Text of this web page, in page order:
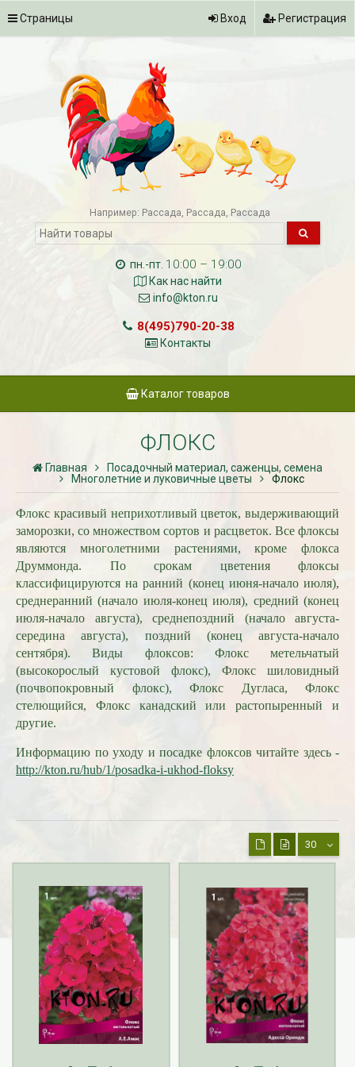
Страницы Вход Регистрация
Например: Рассада Рассада Рассада
пн.-пт. 10:00 – 19:00
Как нас найти
info@kton.ru
8(495)790-20-38
Контакты
Каталог товаров
ФЛОКС
Главная
Посадочный материал, саженцы, семена
Многолетние и луковичные цветы
Флокс
Флокс красивый неприхотливый цветок, выдерживающий
заморозки, со множеством сортов и расцветок. Все флоксы
являются многолетними растениями, кроме флокса
Друммонда. По срокам цветения флоксы
классифицируются на ранний (конец июня-начало июля),
среднеранний (начало июля-конец июля), средний (конец
июля-начало августа), среднепоздний (начало августа-
середина августа), поздний (конец августа-начало
сентября). Виды флоксов: Флокс метельчатый
(высокорослый кустовой флокс), Флокс шиловидный
(почвопокровный флокс), Флокс Дугласа, Флокс
стелющийся, Флокс канадский или растопыренный и
другие.
Информацию по уходу и посадке флоксов читайте здесь -
http://kton.ru/hub/1/posadka-i-ukhod-floksy
30